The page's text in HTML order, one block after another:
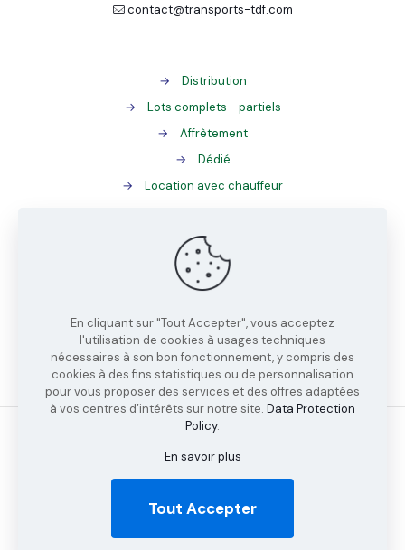
contact@transports-tdf.com
→
Distribution
→
Lots complets - partiels
→
Affrètement
→
Dédié
→
Location avec chauffeur
Gestion des palettes
→
ADR
→
EDI
→
Station chargeur
© 2022 Transports TDF | Tous droits réservés-
|Mentions légales
En cliquant sur "Tout Accepter", vous acceptez
l'utilisation de cookies à usages techniques
nécessaires à son bon fonctionnement, y compris des
cookies à des fins statistiques ou de personnalisation
pour vous proposer des services et des offres adaptées
à vos centres d’intérêts sur notre site. Data Protection
Policy.
En savoir plus
Tout Accepter